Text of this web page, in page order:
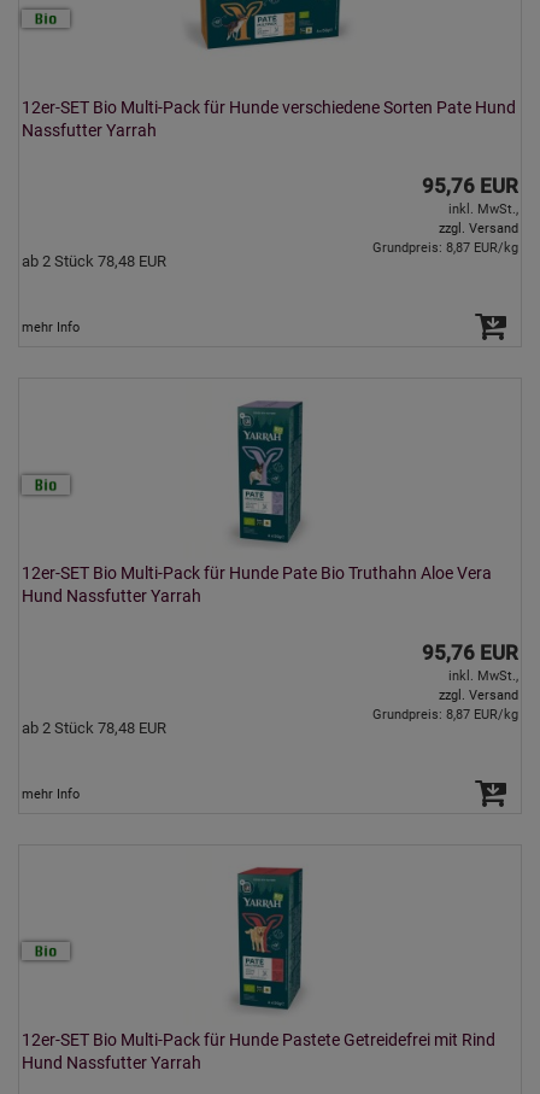
12er-SET Bio Multi-Pack für Hunde verschiedene Sorten Pate Hund
Nassfutter Yarrah
95,76 EUR
inkl. MwSt.,
zzgl. Versand
ab 2 Stück 78,48 EUR
Grundpreis: 8,87 EUR/kg
mehr Info
12er-SET Bio Multi-Pack für Hunde Pate Bio Truthahn Aloe Vera
Hund Nassfutter Yarrah
95,76 EUR
inkl. MwSt.,
zzgl. Versand
ab 2 Stück 78,48 EUR
Grundpreis: 8,87 EUR/kg
mehr Info
12er-SET Bio Multi-Pack für Hunde Pastete Getreidefrei mit Rind
Hund Nassfutter Yarrah